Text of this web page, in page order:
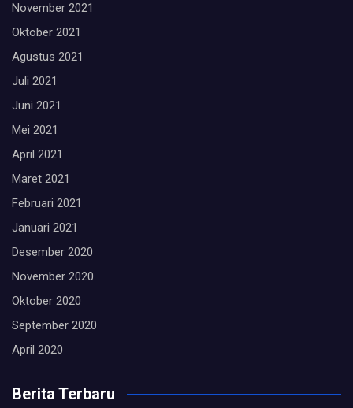
November 2021
Oktober 2021
Agustus 2021
Juli 2021
Juni 2021
Mei 2021
April 2021
Maret 2021
Februari 2021
Januari 2021
Desember 2020
November 2020
Oktober 2020
September 2020
April 2020
Berita Terbaru